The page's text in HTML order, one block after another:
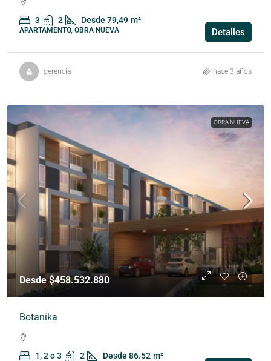
3 2 Desde 79,49 m²
APARTAMENTO, OBRA NUEVA Detalles
gerencia hace 3 años
OBRA NUEVA
Desde $458.532.880
Botanika
1, 2 o 3 2 Desde 86.52 m²